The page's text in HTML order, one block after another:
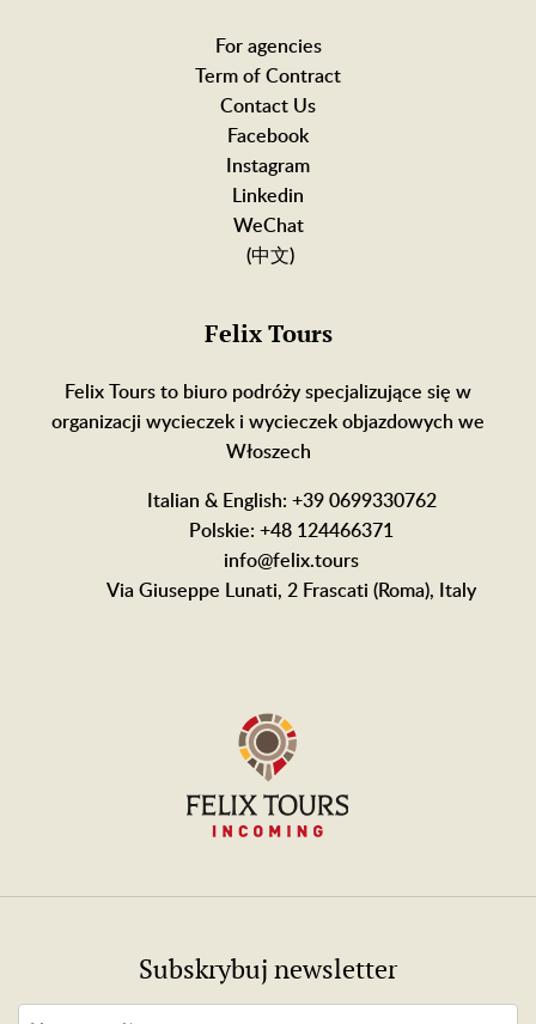
For agencies
Term of Contract
Contact Us
Facebook
Instagram
Linkedin
WeChat
(中文)
Felix Tours
Felix Tours to biuro podróży specjalizujące się w
organizacji wycieczek i wycieczek objazdowych we
Włoszech
Italian & English: +39 0699330762
Polskie: +48 124466371
info@felix.tours
Via Giuseppe Lunati, 2 Frascati (Roma), Italy
Subskrybuj newsletter